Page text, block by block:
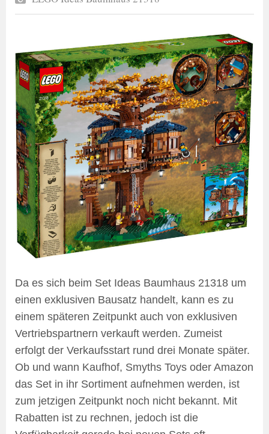
Da es sich beim Set Ideas Baumhaus 21318 um
einen exklusiven Bausatz handelt, kann es zu
einem späteren Zeitpunkt auch von exklusiven
Vertriebspartnern verkauft werden. Zumeist
erfolgt der Verkaufsstart rund drei Monate später.
Ob und wann Kaufhof, Smyths Toys oder Amazon
das Set in ihr Sortiment aufnehmen werden, ist
zum jetzigen Zeitpunkt noch nicht bekannt. Mit
Rabatten ist zu rechnen, jedoch ist die